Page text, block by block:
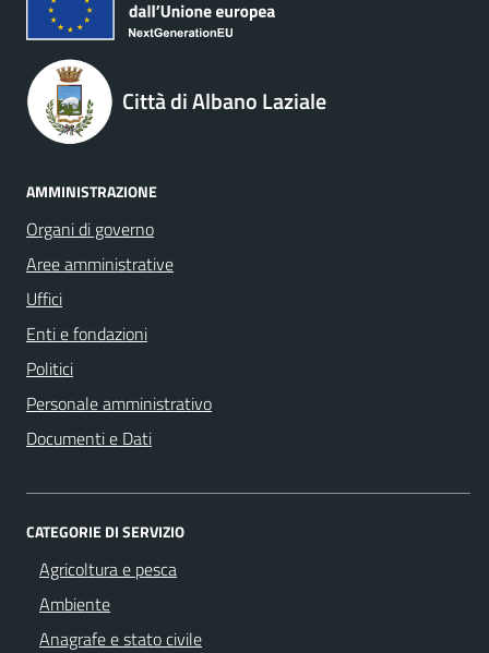
Città di Albano Laziale
AMMINISTRAZIONE
Organi di governo
Aree amministrative
Uffici
Enti e fondazioni
Politici
Personale amministrativo
Documenti e Dati
CATEGORIE DI SERVIZIO
Agricoltura e pesca
Ambiente
Anagrafe e stato civile